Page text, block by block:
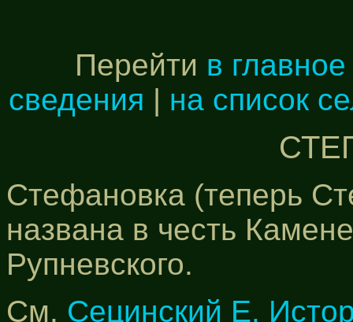
Перейти в
сведения | на список
Стефановка (теперь
названа в честь
Рупневского.
См. Сецинский Е.